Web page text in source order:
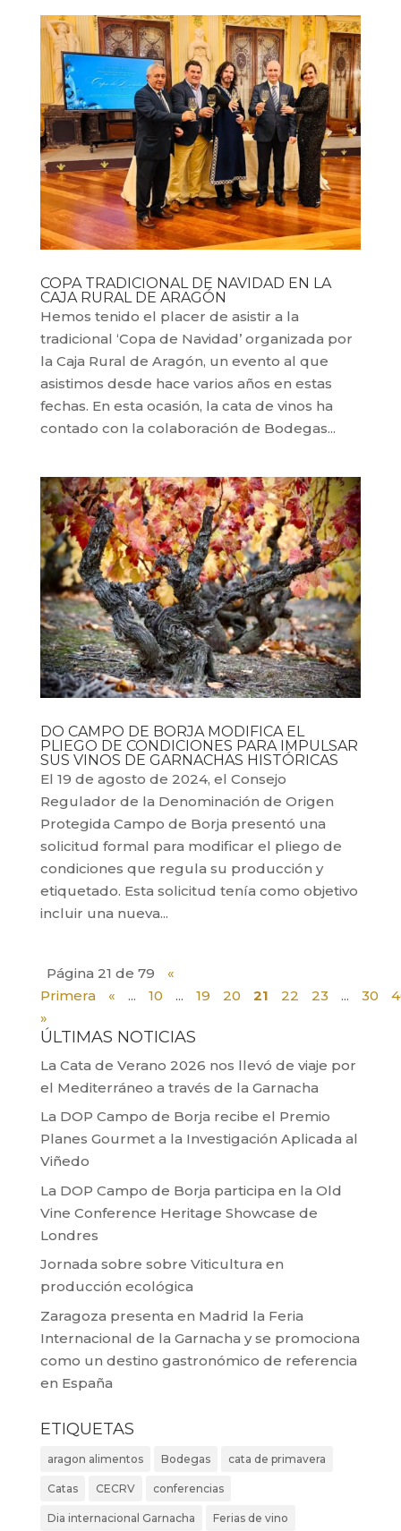
COPA TRADICIONAL DE NAVIDAD EN LA
CAJA RURAL DE ARAGÓN
Hemos tenido el placer de asistir a la
tradicional ‘Copa de Navidad’ organizada por
la Caja Rural de Aragón, un evento al que
asistimos desde hace varios años en estas
fechas. En esta ocasión, la cata de vinos ha
contado con la colaboración de Bodegas...
DO CAMPO DE BORJA MODIFICA EL
PLIEGO DE CONDICIONES PARA IMPULSAR
SUS VINOS DE GARNACHAS HISTÓRICAS
El 19 de agosto de 2024, el Consejo
Regulador de la Denominación de Origen
Protegida Campo de Borja presentó una
solicitud formal para modificar el pliego de
condiciones que regula su producción y
etiquetado. Esta solicitud tenía como objetivo
incluir una nueva...
Página 21 de 79
«
Primera
« ... 10 ... 19 20 21 22 23 ... 30
»
ÚLTIMAS NOTICIAS
La Cata de Verano 2026 nos llevó de viaje por
el Mediterráneo a través de la Garnacha
La DOP Campo de Borja recibe el Premio
Planes Gourmet a la Investigación Aplicada al
Viñedo
La DOP Campo de Borja participa en la Old
Vine Conference Heritage Showcase de
Londres
Jornada sobre sobre Viticultura en
producción ecológica
Zaragoza presenta en Madrid la Feria
Internacional de la Garnacha y se promociona
como un destino gastronómico de referencia
en España
ETIQUETAS
aragon alimentos Bodegas cata de primavera
Catas CECRV conferencias
Dia internacional Garnacha Ferias de vino